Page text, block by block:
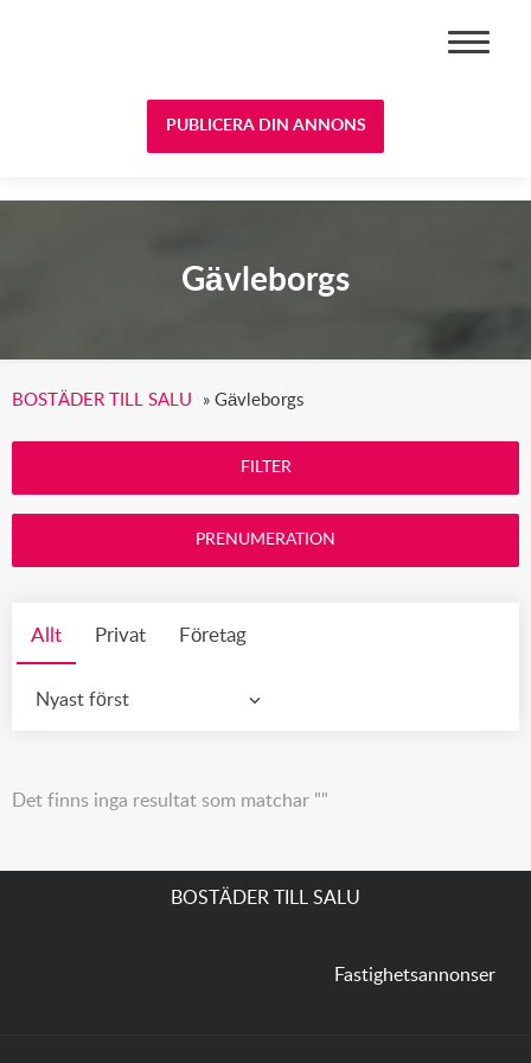
PUBLICERA DIN ANNONS
Gävleborgs
BOSTÄDER TILL SALU » Gävleborgs
FILTER
PRENUMERATION
Allt Privat Företag
Nyast först
Det finns inga resultat som matchar ""
BOSTÄDER TILL SALU
Fastighetsannonser